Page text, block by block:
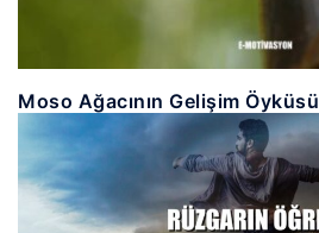
Moso Ağacının Gelişim Öyküsü